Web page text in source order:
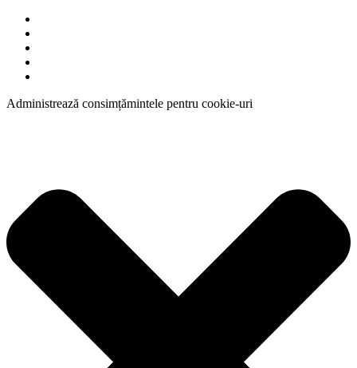
Administrează consimțămintele pentru cookie-uri